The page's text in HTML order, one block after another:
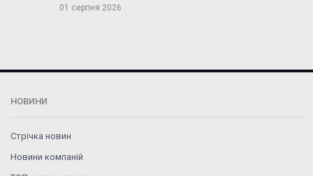
01 серпня 2026
НОВИНИ
Стрічка новин
Новини компаній